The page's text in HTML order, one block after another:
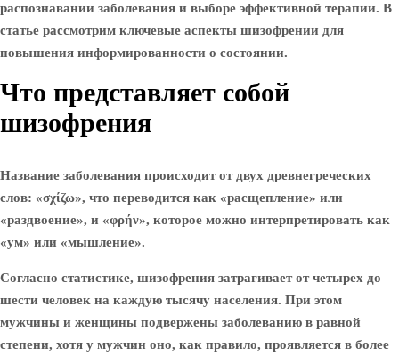
распознавании заболевания и выборе эффективной терапии. В
статье рассмотрим ключевые аспекты шизофрении для
повышения информированности о состоянии.
Что представляет собой
шизофрения
Название заболевания происходит от двух древнегреческих
слов: «σχίζω», что переводится как «расщепление» или
«раздвоение», и «φρήν», которое можно интерпретировать как
«ум» или «мышление».
Согласно статистике, шизофрения затрагивает от четырех до
шести человек на каждую тысячу населения. При этом
мужчины и женщины подвержены заболеванию в равной
степени, хотя у мужчин оно, как правило, проявляется в более